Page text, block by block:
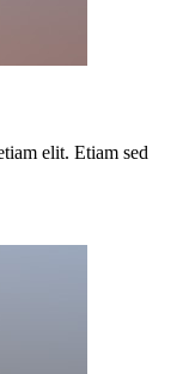
elit. Etiam sed